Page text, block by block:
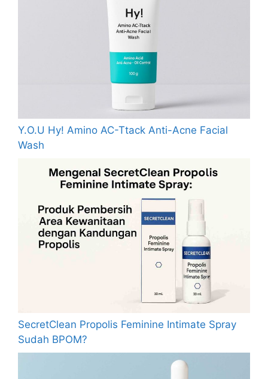
Y.O.U Hy! Amino AC-Ttack Anti-Acne Facial
Wash
SecretClean Propolis Feminine Intimate Spray
Sudah BPOM?